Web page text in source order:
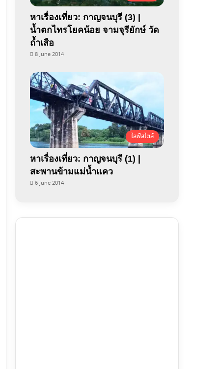
หาเรื่องเที่ยว: กาญจนบุรี (3) |
น้ำตกไทรโยคน้อย จามจุรียักษ์ วัด
ถ้ำเสือ
8 June 2014
ไลฟ์สไตล์
หาเรื่องเที่ยว: กาญจนบุรี (1) |
สะพานข้ามแม่น้ำแคว
6 June 2014